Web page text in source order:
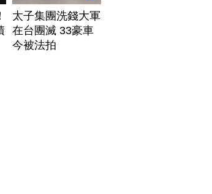
太子集團洗錢大軍
在台團滅 33豪車
今被法拍